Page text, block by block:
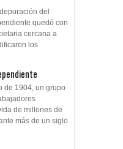
del
quedó con
cercana a
los
de 1904, un grupo
de millones de
más de un siglo